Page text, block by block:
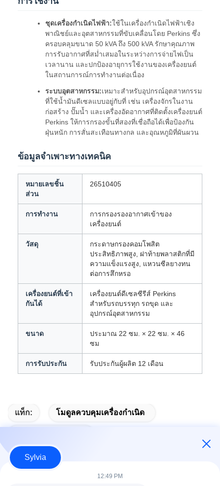
ชุดเครื่องกำเนิดไฟฟ้า:ใช้ในเครื่องกำเนิดไฟฟ้าเชิง
พาณิชย์และอุตสาหกรรมที่ขับเคลื่อนโดย Perkins ซึ่ง
ครอบคลุมขนาด 50 kVA ถึง 500 kVA รักษาคุณภาพ
การรับอากาศที่สม่ำเสมอในระหว่างการจ่ายไฟเป็น
เวลานาน และปกป้องอายุการใช้งานของเครื่องยนต์
ในสถานการณ์การทำงานต่อเนื่อง
ระบบอุตสาหกรรม:เหมาะสำหรับอุปกรณ์อุตสาหกรรม
ที่ใช้น้ำมันดีเซลแบบอยู่กับที่ เช่น เครื่องจักรในงาน
ก่อสร้าง ปั๊มน้ำ และเครื่องอัดอากาศที่ติดตั้งเครื่องยนต์
Perkins ให้การกรองขั้นที่สองที่เชื่อถือได้เพื่อป้องกัน
ฝุ่นหนัก การสั่นสะเทือนทางกล และอุณหภูมิที่ผันผวน
ข้อมูลจำเพาะทางเทคนิค
หมายเลขชิ้น
ส่วน
26510405
การทำงาน
การกรองรองอากาศเข้าของ
เครื่องยนต์
วัสดุ
กระดาษกรองคอมโพสิต
ประสิทธิภาพสูง, ฝาท้ายพลาสติกที่มี
ความแข็งแรงสูง, แหวนซีลยางทน
ต่อการสึกหรอ
เครื่องยนต์ที่เข้า
กันได้
เครื่องยนต์ดีเซลซีรีส์ Perkins
สำหรับรถบรรทุก รถขุด และ
อุปกรณ์อุตสาหกรรม
ขนาด
ประมาณ 22 ซม. × 22 ซม. × 46
ซม
การรับประกัน รับประกันผู้ผลิต 12 เดือน
แท็ก: โมดูลควบคุมเครื่องกําเนิด
Sylvia
12:49 PM